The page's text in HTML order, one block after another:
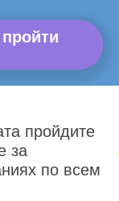
пройдите
за
по всем